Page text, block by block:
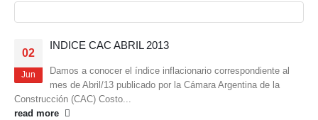
02
Jun
INDICE CAC ABRIL 2013
Damos a conocer el índice inflacionario correspondiente al
mes de Abril/13 publicado por la Cámara Argentina de la
Construcción (CAC) Costo...
read more